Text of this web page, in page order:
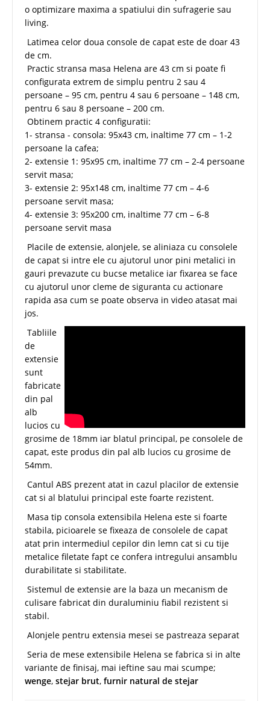
o optimizare maxima a spatiului din sufragerie sau
living.
Latimea celor doua console de capat este de doar 43
de cm.
Practic stransa masa Helena are 43 cm si poate fi
configurata extrem de simplu pentru 2 sau 4
persoane – 95 cm, pentru 4 sau 6 persoane – 148 cm,
pentru 6 sau 8 persoane – 200 cm.
Obtinem practic 4 configuratii:
1- stransa - consola: 95x43 cm, inaltime 77 cm – 1-2
persoane la cafea;
2- extensie 1: 95x95 cm, inaltime 77 cm – 2-4 persoane
servit masa;
3- extensie 2: 95x148 cm, inaltime 77 cm – 4-6
persoane servit masa;
4- extensie 3: 95x200 cm, inaltime 77 cm – 6-8
persoane servit masa
Placile de extensie, alonjele, se aliniaza cu consolele
de capat si intre ele cu ajutorul unor pini metalici in
gauri prevazute cu bucse metalice iar fixarea se face
cu ajutorul unor cleme de siguranta cu actionare
rapida asa cum se poate observa in video atasat mai
jos.
Tabliile
de
extensie
sunt
fabricate
din pal
alb
lucios cu
grosime de 18mm iar blatul principal, pe consolele de
capat, este produs din pal alb lucios cu grosime de
54mm.
Cantul ABS prezent atat in cazul placilor de extensie
cat si al blatului principal este foarte rezistent.
Masa tip consola extensibila Helena este si foarte
stabila, picioarele se fixeaza de consolele de capat
atat prin intermediul cepilor din lemn cat si cu tije
metalice filetate fapt ce confera intregului ansamblu
durabilitate si stabilitate.
Sistemul de extensie are la baza un mecanism de
culisare fabricat din duraluminiu fiabil rezistent si
stabil.
Alonjele pentru extensia mesei se pastreaza separat
Seria de mese extensibile Helena se fabrica si in alte
variante de finisaj, mai ieftine sau mai scumpe;
wenge, stejar brut, furnir natural de stejar